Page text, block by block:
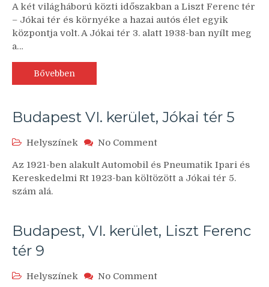
VI.
kerület,
Jókai
A két világháború közti időszakban a Liszt Ferenc tér
– Jókai tér és környéke a hazai autós élet egyik
központja volt. A Jókai tér 3. alatt 1938-ban nyílt meg
a…
Bővebben
Budapest VI. kerület, Jókai tér 5
Helyszínek No Commenton
VI.
kerület,
Az 1921-ben alakult Automobil és Pneumatik Ipari és
Kereskedelmi Rt 1923-ban költözött a Jókai tér 5.
szám alá.
Budapest, VI. kerület, Liszt Ferenc
tér 9
Helyszínek No Commenton